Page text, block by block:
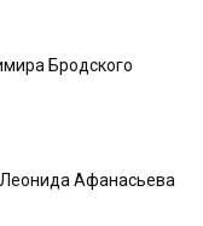
Бродского
Афанасьева